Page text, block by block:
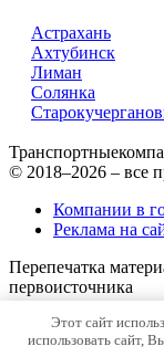
Астрахань
Ахтубинск
Лиман
Солянка
Транспортные
© 2018–2026 – все
Компании в
Реклама на
Перепечатка
первоисточника
Политика
Этот сайт
использовать сайт,